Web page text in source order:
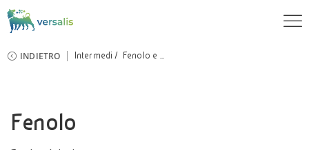
INDIETRO Intermedi Fenolo e ...
Fenolo